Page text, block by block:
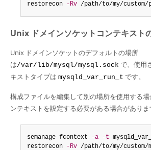
restorecon
-Rv /path/to/my/
Unix ドメインソケットコンテキスト
Unix ドメインソケットのデフォルトの場所
は/var/lib/mysql/mysql.sock で、使用
キストタイプは mysqld_var_run_t です。
構成ファイルを編集して別の場所を使用する
ンテキストを設定する必要がある場合がありま
semanage fcontext -a -t
restorecon
-Rv /path/to/my/custom/